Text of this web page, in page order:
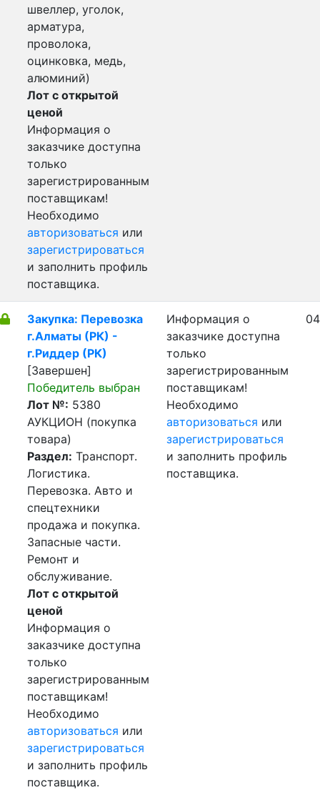
швеллер, уголок,
арматура,
проволока,
оцинковка, медь,
алюминий)
Лот с открытой
ценой
Информация о
заказчике доступна
только
зарегистрированным
поставщикам!
Необходимо
авторизоваться или
зарегистрироваться
и заполнить профиль
поставщика.
Закупка: Перевозка
г.Алматы (РК) -
г.Риддер (РК)
[Завершен]
Победитель выбран
Лот №: 5380
АУКЦИОН (покупка
товара)
Раздел: Транспорт.
Логистика.
Перевозка. Авто и
спецтехники
продажа и покупка.
Запасные части.
Ремонт и
обслуживание.
Лот с открытой
ценой
Информация о
заказчике доступна
только
зарегистрированным
поставщикам!
Необходимо
авторизоваться или
зарегистрироваться
и заполнить профиль
поставщика.
Информация о
заказчике доступна
только
зарегистрированным
поставщикам!
Необходимо
авторизоваться или
зарегистрироваться
и заполнить профиль
поставщика.